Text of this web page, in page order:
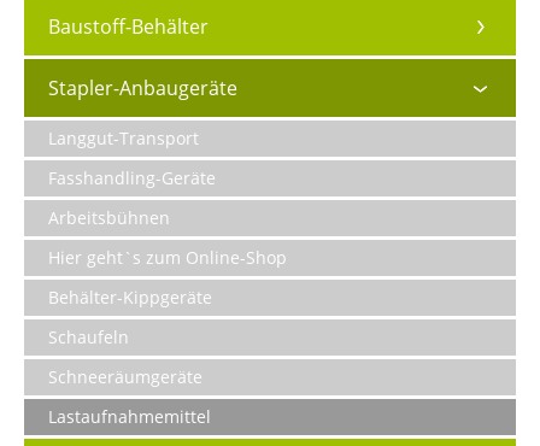
Baustoff-Behälter
Stapler-Anbaugeräte
Langgut-Transport
Fasshandling-Geräte
Arbeitsbühnen
Hier geht`s zum Online-Shop
Behälter-Kippgeräte
Schaufeln
Schneeräumgeräte
Lastaufnahmemittel